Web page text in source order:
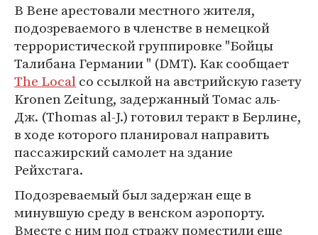
В Вене арестовали местного жителя,
подозреваемого в членстве в немецкой
террористической группировке "Бойцы
Талибана Германии " (DMT). Как сообщает
The Localсо ссылкой на австрийскую газету
Kronen Zeitung, задержанный Томас аль-
Дж. (Thomas al-J.) готовил теракт в Берлине,
в ходе которого планировал направить
пассажирский самолет на здание
Рейхстага.
Подозреваемый был задержан еще в
минувшую среду в венском аэропорту.
Вместе с ним под стражу поместили еще